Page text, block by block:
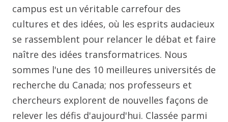
campus est un véritable carrefour des
cultures et des idées, où les esprits audacieux
se rassemblent pour relancer le débat et faire
naître des idées transformatrices. Nous
sommes l'une des 10 meilleures universités de
recherche du Canada; nos professeurs et
chercheurs explorent de nouvelles façons de
relever les défis d'aujourd'hui. Classée parmi